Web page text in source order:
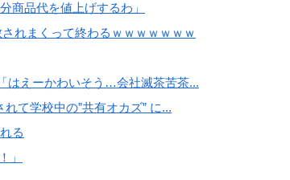
商品代を値上げするわ」
れまくって終わるｗｗｗｗｗｗｗ
はえーかわいそう…会社滅茶苦茶...
て学校中の”共有オカズ” に...
る
」